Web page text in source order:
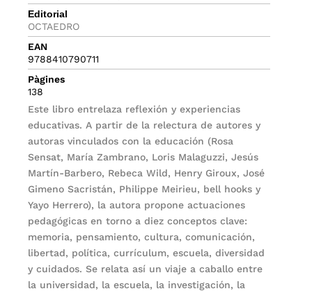
Editorial
OCTAEDRO
EAN
9788410790711
Pàgines
138
Este libro entrelaza reflexión y experiencias
educativas. A partir de la relectura de autores y
autoras vinculados con la educación (Rosa
Sensat, María Zambrano, Loris Malaguzzi, Jesús
Martín-Barbero, Rebeca Wild, Henry Giroux, José
Gimeno Sacristán, Philippe Meirieu, bell hooks y
Yayo Herrero), la autora propone actuaciones
pedagógicas en torno a diez conceptos clave:
memoria, pensamiento, cultura, comunicación,
libertad, política, currículum, escuela, diversidad
y cuidados. Se relata así un viaje a caballo entre
la universidad, la escuela, la investigación, la